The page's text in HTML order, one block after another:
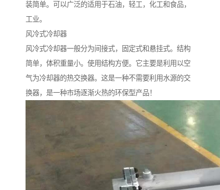
装简单。可以广泛的适用于石油，轻工，化工和食品，
工业。
风冷式冷却器
风冷式冷却器一般分为间接式，固定式和悬挂式。结构
简单，体积重量小。使用结构方便。它主要是利用以空
气为冷却器的热交换器。这是一种不需要利用水源的交
换器，是一种市场逐渐火热的环保型产品！